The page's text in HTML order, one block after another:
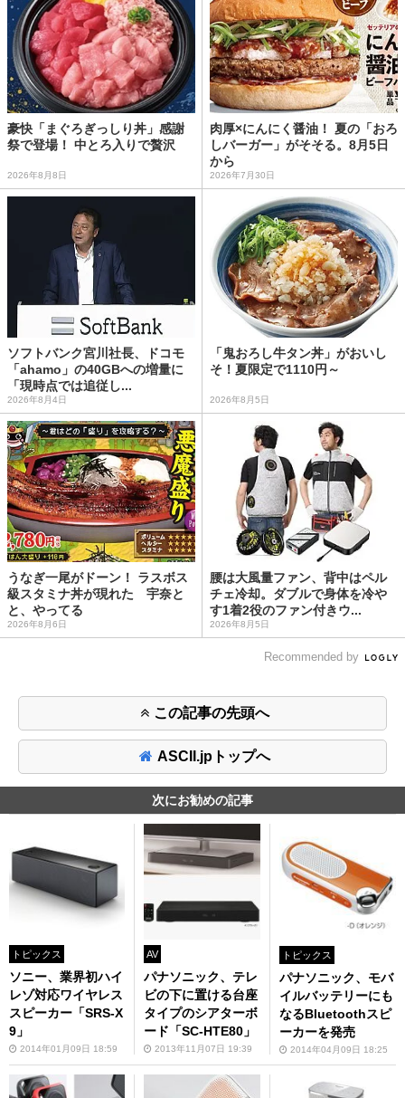
豪快「まぐろぎっしり丼」感謝
祭で登場！ 中とろ入りで贅沢
2026年8月8日
肉厚×にんにく醤油！ 夏の「おろ
しバーガー」がそそる。8月5日
から
2026年7月30日
ソフトバンク宮川社長、ドコモ
「ahamo」の40GBへの増量に
「現時点では追従し...
2026年8月4日
「鬼おろし牛タン丼」がおいし
そ！夏限定で1110円～
2026年8月5日
うなぎ一尾がドーン！ ラスボス
級スタミナ丼が現れた 宇奈と
と、やってる
2026年8月6日
腰は大風量ファン、背中はペル
チェ冷却。ダブルで身体を冷や
す1着2役のファン付きウ...
2026年8月5日
Recommended by
この記事の先頭へ
ASCII.jpトップへ
次にお勧めの記事
トピックス
ソニー、業界初ハイ
レゾ対応ワイヤレス
スピーカー「SRS-X
9」
2014年01月09日 18:59
AV
パナソニック、テレ
ビの下に置ける台座
タイプのシアターボ
ード「SC-HTE80」
2013年11月07日 19:39
トピックス
パナソニック、モバ
イルバッテリーにも
なるBluetoothスピ
ーカーを発売
2014年04月09日 18:25